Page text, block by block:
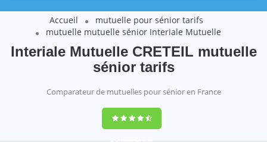
Accueil
mutuelle pour sénior tarifs
mutuelle mutuelle sénior Interiale Mutuelle
Interiale Mutuelle CRETEIL mutuelle
sénior tarifs
Comparateur de mutuelles pour sénior en France
9,2(100%)452